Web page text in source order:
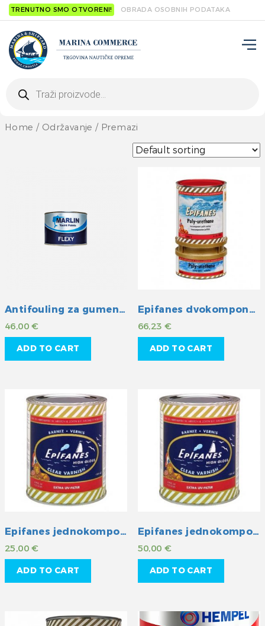
TRENUTNO SMO OTVORENI! OBRADA OSOBNIH PODATAKA
search
Home / Održavanje / Premazi
Antifouling za gumenjake Flexy
46,00€
ADD TO CART
Epifanes dvokomponentni poliuretanski lak
66,23€
ADD TO CART
Epifanes jednokomponentni lak 0,5l
25,00€
ADD TO CART
Epifanes jednokomponentni lak 1l
50,00€
ADD TO CART